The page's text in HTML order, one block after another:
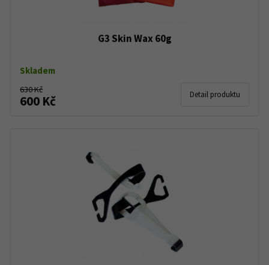
G3 Skin Wax 60g
Skladem
630 Kč
600 Kč Detail produktu